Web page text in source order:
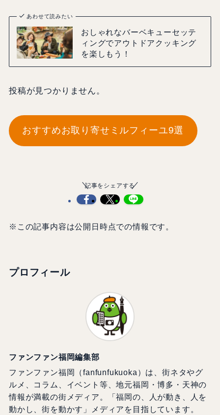
あわせて読みたい
おしゃれなバーベキューセッテ
ィングでアウトドアクッキング
を楽しもう！
投稿が見つかりません。
おすすめお取り寄せミルフィーユ9選
記事をシェアする
※この記事内容は公開日時点での情報です。
プロフィール
ファンファン福岡編集部
ファンファン福岡（fanfunfukuoka）は、街ネタやグ
ルメ、コラム、イベント等、地元福岡・博多・天神の
情報が満載の街メディア。「福岡の、人が動き、人を
動かし、街を動かす」メディアを目指しています。